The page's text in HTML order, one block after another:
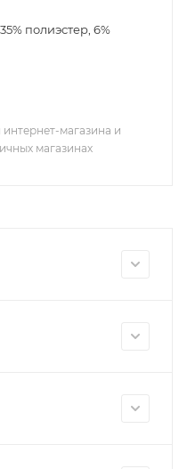
полиэстер, 6%
магазина и
магазинах